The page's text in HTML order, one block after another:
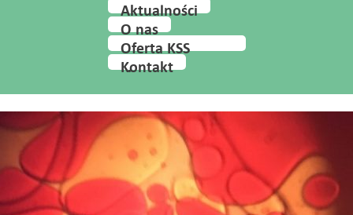
Aktualności
O nas
Oferta KSS
Spektrum
Kontakt